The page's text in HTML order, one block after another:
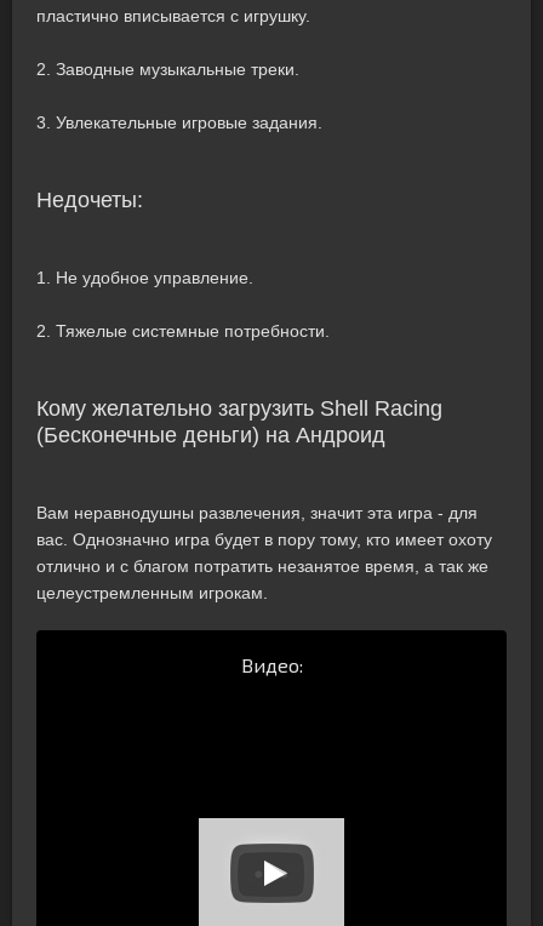
пластично вписывается с игрушку.
2. Заводные музыкальные треки.
3. Увлекательные игровые задания.
Недочеты:
1. Не удобное управление.
2. Тяжелые системные потребности.
Кому желательно загрузить Shell Racing
(Бесконечные деньги) на Андроид
Вам неравнодушны развлечения, значит эта игра - для
вас. Однозначно игра будет в пору тому, кто имеет охоту
отлично и с благом потратить незанятое время, а так же
целеустремленным игрокам.
Видео: